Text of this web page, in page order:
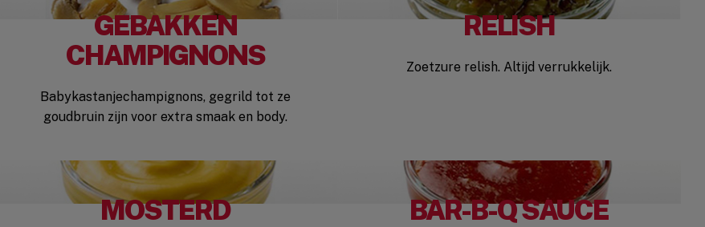
GEBAKKEN
CHAMPIGNONS
Babykastanjechampignons, gegrild tot ze
goudbruin zijn voor extra smaak en body.
RELISH
Zoetzure relish. Altijd verrukkelijk.
MOSTERD BAR-B-Q SAUCE